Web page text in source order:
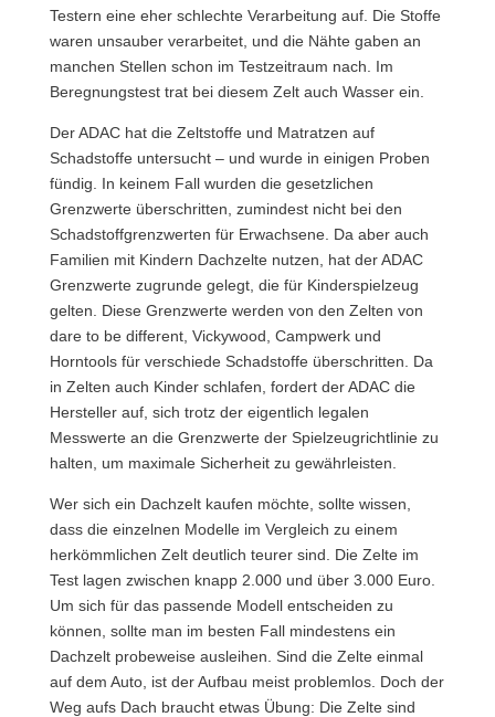
Testern eine eher schlechte Verarbeitung auf. Die Stoffe
waren unsauber verarbeitet, und die Nähte gaben an
manchen Stellen schon im Testzeitraum nach. Im
Beregnungstest trat bei diesem Zelt auch Wasser ein.
Der ADAC hat die Zeltstoffe und Matratzen auf
Schadstoffe untersucht – und wurde in einigen Proben
fündig. In keinem Fall wurden die gesetzlichen
Grenzwerte überschritten, zumindest nicht bei den
Schadstoffgrenzwerten für Erwachsene. Da aber auch
Familien mit Kindern Dachzelte nutzen, hat der ADAC
Grenzwerte zugrunde gelegt, die für Kinderspielzeug
gelten. Diese Grenzwerte werden von den Zelten von
dare to be different, Vickywood, Campwerk und
Horntools für verschiede Schadstoffe überschritten. Da
in Zelten auch Kinder schlafen, fordert der ADAC die
Hersteller auf, sich trotz der eigentlich legalen
Messwerte an die Grenzwerte der Spielzeugrichtlinie zu
halten, um maximale Sicherheit zu gewährleisten.
Wer sich ein Dachzelt kaufen möchte, sollte wissen,
dass die einzelnen Modelle im Vergleich zu einem
herkömmlichen Zelt deutlich teurer sind. Die Zelte im
Test lagen zwischen knapp 2.000 und über 3.000 Euro.
Um sich für das passende Modell entscheiden zu
können, sollte man im besten Fall mindestens ein
Dachzelt probeweise ausleihen. Sind die Zelte einmal
auf dem Auto, ist der Aufbau meist problemlos. Doch der
Weg aufs Dach braucht etwas Übung: Die Zelte sind